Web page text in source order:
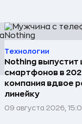
Технологии
Nothing выпустит
смартфонов в
компания вдвое
линейку
09 августа 2026,